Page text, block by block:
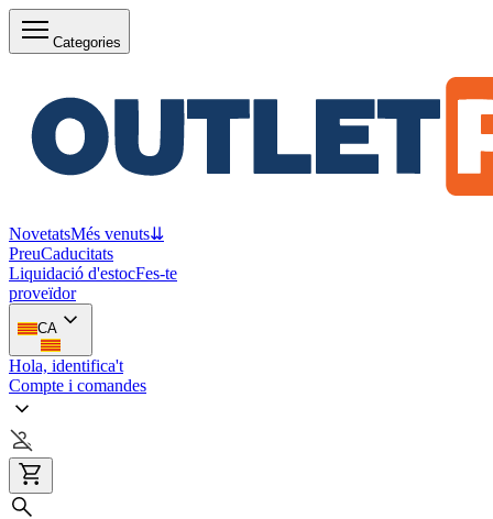
Categories
NovetatsMés venuts⇊
PreuCaducitats
Liquidació d'estocFes-te
proveïdor
CA
Hola, identifica't
Compte i comandes